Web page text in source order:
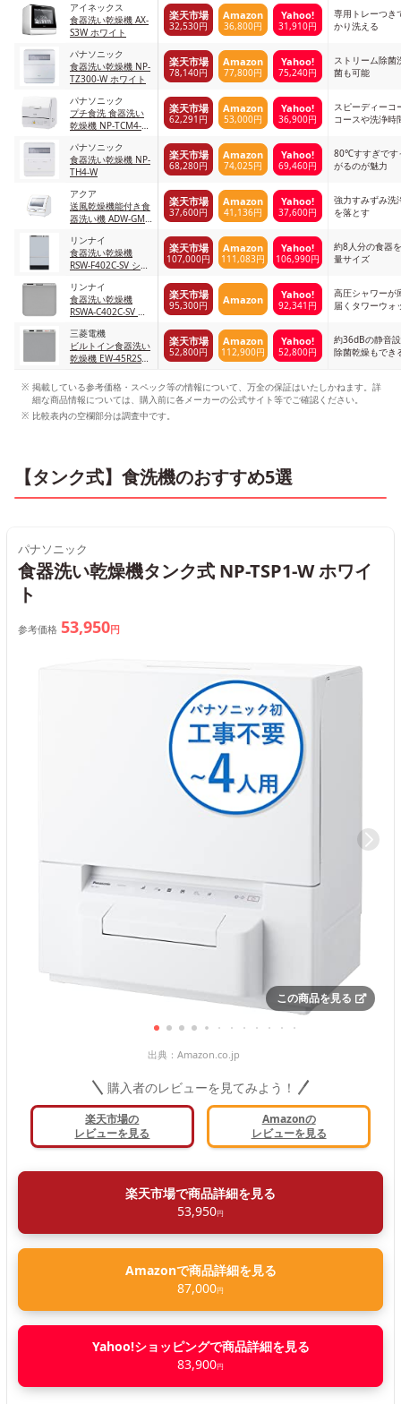
アイネックス
食器洗い乾燥機 AX-
S3W ホワイト
楽天市場
32,530円
Amazon
36,800円
Yahoo!
31,910円
専用トレーつき
かり洗える
パナソニック
食器洗い乾燥機 NP-
TZ300-W ホワイト
楽天市場
78,140円
Amazon
77,800円
Yahoo!
75,240円
ストリーム除菌
菌も可能
パナソニック
プチ食洗 食器洗い
乾燥機 NP-TCM4-W
楽天市場
62,291円
Amazon
53,000円
Yahoo!
36,900円
スピーディーコ
コースや洗浄時
パナソニック
食器洗い乾燥機 NP-
TH4-W
楽天市場
68,280円
Amazon
74,025円
Yahoo!
69,460円
80℃すすぎです
がるのが魅力
アクア
送風乾燥機能付き食
器洗い機 ADW-GM3
楽天市場
37,600円
Amazon
41,136円
Yahoo!
37,600円
強力すみずみ洗
を落とす
リンナイ
食器洗い乾燥機
RSW-F402C-SV シル
楽天市場
107,000円
Amazon
111,083円
Yahoo!
106,990円
約8人分の食器
量サイズ
リンナイ
食器洗い乾燥機
RSWA-C402C-SV シ
楽天市場
95,300円 Amazon Yahoo!
92,341円
高圧シャワーが
届くタワーウォ
三菱電機
ビルトイン食器洗い
乾燥機 EW-45R2S
楽天市場
52,800円
Amazon
112,900円
Yahoo!
52,800円
約36dBの静音
除菌乾燥もでき
掲載している参考価格・スペック等の情報について、万全の保証はいたしかねます。詳
細な商品情報については、購入前に各メーカーの公式サイト等でご確認ください。
比較表内の空欄部分は調査中です。
【タンク式】食洗機のおすすめ5選
パナソニック
食器洗い乾燥機タンク式 NP-TSP1-W ホワイ
ト
参考価格 53,950円
この商品を見る
出典： Amazon.co.jp
購入者のレビューを見てみよう！
楽天市場の
レビューを見る
Amazonの
レビューを見る
楽天市場で商品詳細を見る
53,950円
Amazonで商品詳細を見る
87,000円
Yahoo!ショッピングで商品詳細を見る
83,900円